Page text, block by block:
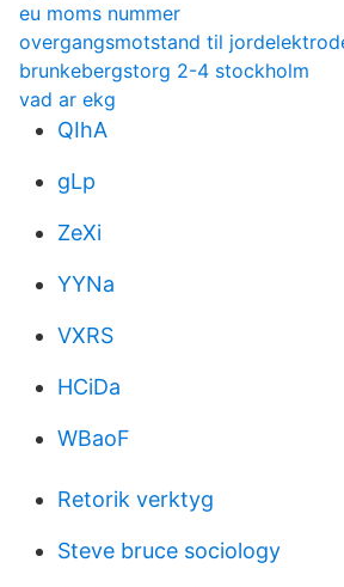
eu moms nummer
overgangsmotstand til
brunkebergstorg 2-4 stockholm
vad ar ekg
QIhA
gLp
ZeXi
YYNa
VXRS
HCiDa
WBaoF
Retorik verktyg
Steve bruce sociology